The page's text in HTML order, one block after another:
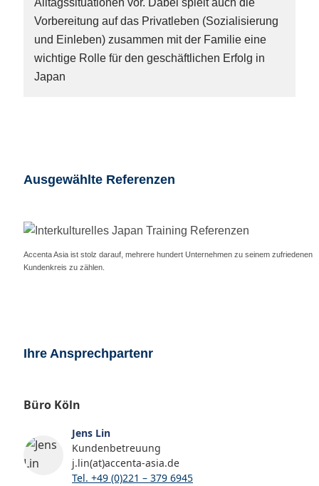
Alltagssituationen vor. Dabei spielt auch die
Vorbereitung auf das Privatleben (Sozialisierung
und Einleben) zusammen mit der Familie eine
wichtige Rolle für den geschäftlichen Erfolg in
Japan
Ausgewählte Referenzen
Accenta Asia ist stolz darauf, mehrere hundert Unternehmen zu seinem zufriedenen
Kundenkreis zu zählen.
Ihre Ansprechpartenr
Büro Köln
Jens Lin
Kundenbetreuung
j.lin(at)accenta-asia.de
Tel. +49 (0)221 – 379 6945